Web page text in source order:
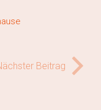
Beitrag